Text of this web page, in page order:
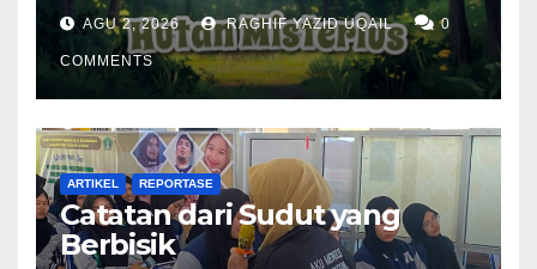
AGU 2, 2026 RAGHIF YAZID UQAIL 0
COMMENTS
ARTIKEL REPORTASE
Catatan dari Sudut yang
Berbisik